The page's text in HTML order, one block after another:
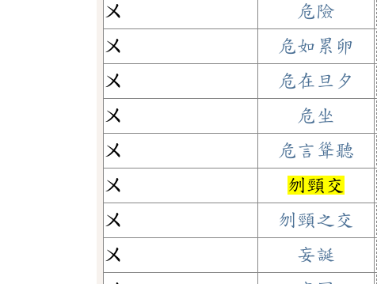
ㄨ
危險
ㄨ
危如累卵
ㄨ
危在旦夕
ㄨ
危坐
ㄨ
危言聳聽
ㄨ
刎頸交
ㄨ
刎頸之交
ㄨ
妄誕